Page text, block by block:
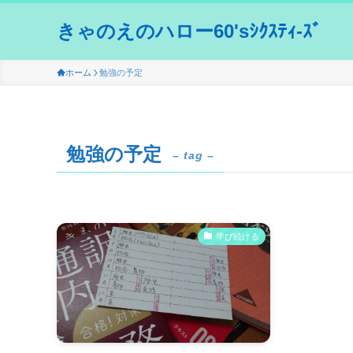
きゃのえのハロー60'sｼｸｽﾃｨ-ｽﾞ
ホーム 勉強の予定
勉強の予定 – tag –
学び続ける